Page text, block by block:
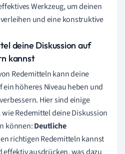
Werkzeug, um deinen
und eine konstruktive
deine Diskussion auf
kannst
Redemitteln kann deine
höheres Niveau heben und
Hier sind einige
Redemittel deine Diskussion
können:Deutliche
richtigen Redemitteln kannst
ausdrücken, was dazu